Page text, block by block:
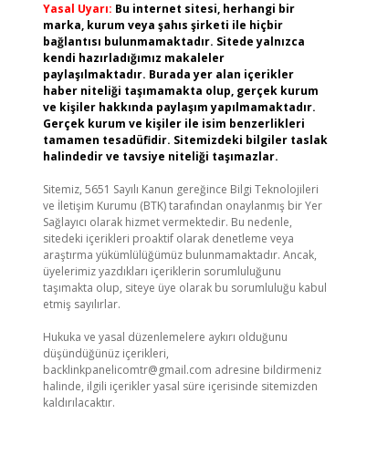
Yasal Uyarı: Bu internet sitesi, herhangi bir
marka, kurum veya şahıs şirketi ile hiçbir
bağlantısı bulunmamaktadır. Sitede yalnızca
kendi hazırladığımız makaleler
paylaşılmaktadır. Burada yer alan içerikler
haber niteliği taşımamakta olup, gerçek kurum
ve kişiler hakkında paylaşım yapılmamaktadır.
Gerçek kurum ve kişiler ile isim benzerlikleri
tamamen tesadüfidir. Sitemizdeki bilgiler taslak
halindedir ve tavsiye niteliği taşımazlar.
Sitemiz, 5651 Sayılı Kanun gereğince Bilgi Teknolojileri
ve İletişim Kurumu (BTK) tarafından onaylanmış bir Yer
Sağlayıcı olarak hizmet vermektedir. Bu nedenle,
sitedeki içerikleri proaktif olarak denetleme veya
araştırma yükümlülüğümüz bulunmamaktadır. Ancak,
üyelerimiz yazdıkları içeriklerin sorumluluğunu
taşımakta olup, siteye üye olarak bu sorumluluğu kabul
etmiş sayılırlar.
Hukuka ve yasal düzenlemelere aykırı olduğunu
düşündüğünüz içerikleri,
backlinkpanelicomtr@gmail.com adresine bildirmeniz
halinde, ilgili içerikler yasal süre içerisinde sitemizden
kaldırılacaktır.